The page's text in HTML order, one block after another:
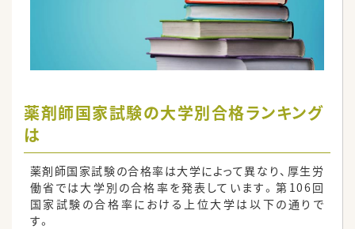
薬剤師国家試験の大学別合格ランキング
は
薬剤師国家試験の合格率は大学によって異なり、厚生労
働省では大学別の合格率を発表しています。第106回
国家試験の合格率における上位大学は以下の通りで
す。